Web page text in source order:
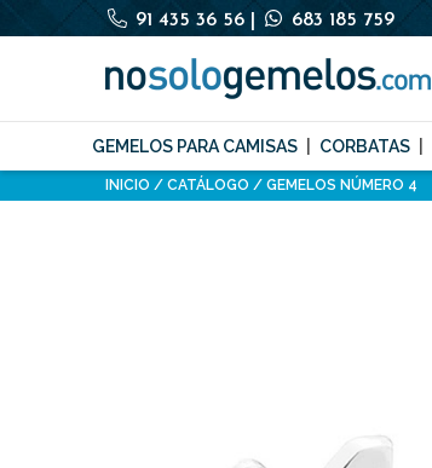
91 435 36 56 683 185 759
GEMELOS PARA CAMISAS CORBATAS
INICIO CATÁLOGO GEMELOS NÚMERO 4